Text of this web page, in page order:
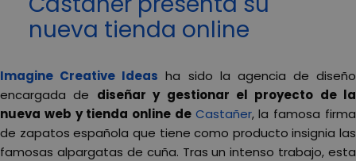
nueva tienda online
Imagine Creative Ideas ha sido la agencia de diseño
encargada de diseñar y gestionar el proyecto de la
nueva web y tienda online de Castañer, la famosa firma
de zapatos española que tiene como producto insignia las
famosas alpargatas de cuña. Tras un intenso trabajo, esta